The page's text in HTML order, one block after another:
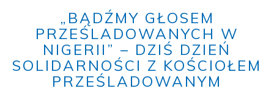
„BĄDŹMY GŁOSEM
PRZEŚLADOWANYCH W
NIGERII” – DZIŚ DZIEŃ
SOLIDARNOŚCI Z KOŚCIOŁEM
PRZEŚLADOWANYM